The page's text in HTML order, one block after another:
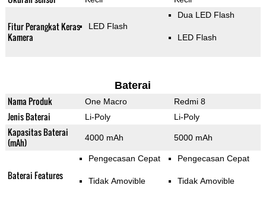
Fitur Perangkat Keras
Kamera
LED Flash
Dua LED Flash
LED Flash
Baterai
Nama Produk One Macro Redmi 8
Jenis Baterai Li-Poly Li-Poly
Kapasitas Baterai
(mAh)
4000 mAh 5000 mAh
Baterai Features
Pengecasan Cepat
Tidak Amovible
Pengecasan Cepat
Tidak Amovible